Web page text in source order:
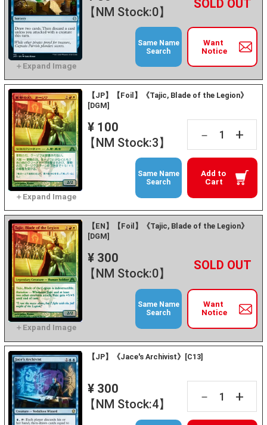
【NM Stock:0】
－ +
Want
Notice
Same Name
Search
【JP】【Foil】《Tajic, Blade of the Legion》
[DGM]
¥ 100
【NM Stock:3】
－ +
Add to
Cart
Same Name
Search
【EN】【Foil】《Tajic, Blade of the Legion》
[DGM]
¥ 300
【NM Stock:0】
－ +
Want
Notice
Same Name
Search
【JP】《Jace's Archivist》[C13]
¥ 300
【NM Stock:4】
－ +